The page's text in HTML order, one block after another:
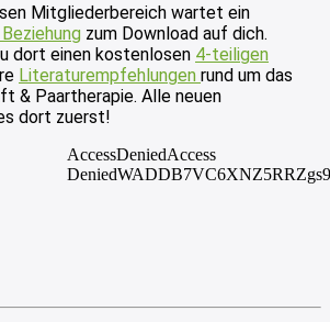
Mitgliederbereich wartet ein
zum Download auf dich.
dort einen kostenlosen 4-teiligen
Literaturempfehlungen rund um das
& Paartherapie. Alle neuen
dort zuerst!